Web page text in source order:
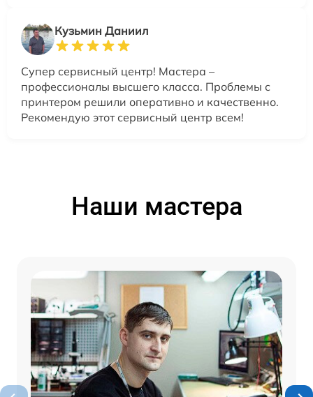
Кузьмин Даниил
Супер сервисный центр! Мастера –
профессионалы высшего класса. Проблемы с
принтером решили оперативно и качественно.
Рекомендую этот сервисный центр всем!
Наши мастера